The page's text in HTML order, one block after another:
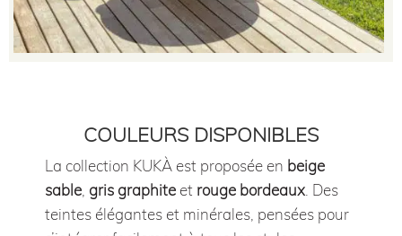
COULEURS DISPONIBLES
La collection KUKÀ est proposée en beige
sable, gris graphite et rouge bordeaux. Des
teintes élégantes et minérales, pensées pour